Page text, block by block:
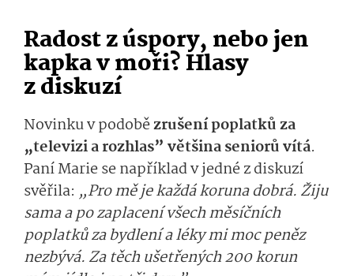
Radost z úspory, nebo jen
kapka v moři? Hlasy
z diskuzí
Novinku v podobězrušení poplatků za
„televizi a rozhlas” většina seniorů vítá.
Paní Marie se například v jedné z diskuzí
svěřila: „Pro mě je každá koruna dobrá. Žiju
sama a po zaplacení všech měsíčních
poplatků za bydlení a léky mi moc peněz
nezbývá. Za těch ušetřených 200 korun